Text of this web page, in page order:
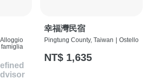
Alloggio
幸福灣民宿
Pingtung County, Taiwan | Ostello
NT$ 1,635